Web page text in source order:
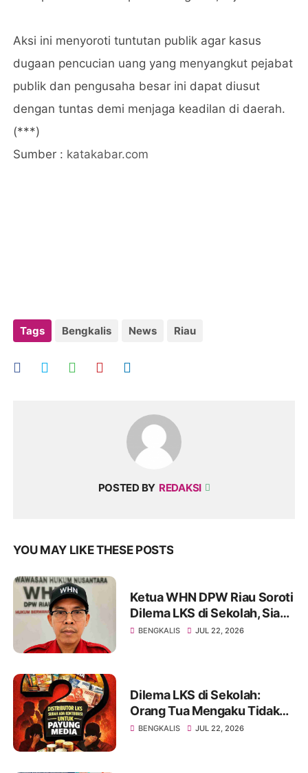
Aksi ini menyoroti tuntutan publik agar kasus
dugaan pencucian uang yang menyangkut pejabat
publik dan pengusaha besar ini dapat diusut
dengan tuntas demi menjaga keadilan di daerah.
(***)
Sumber : katakabar.com
Tags Bengkalis News Riau
POSTED BY REDAKSI
YOU MAY LIKE THESE POSTS
Ketua WHN DPW Riau Soroti
Dilema LKS di Sekolah, Siap
Tindak Lanjuti hingga
BENGKALIS JUL 22, 2026
Dilema LKS di Sekolah:
Orang Tua Mengaku Tidak
Diwajibkan, Namun Merasa
BENGKALIS JUL 22, 2026